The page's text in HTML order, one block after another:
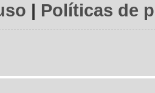
| Políticas de